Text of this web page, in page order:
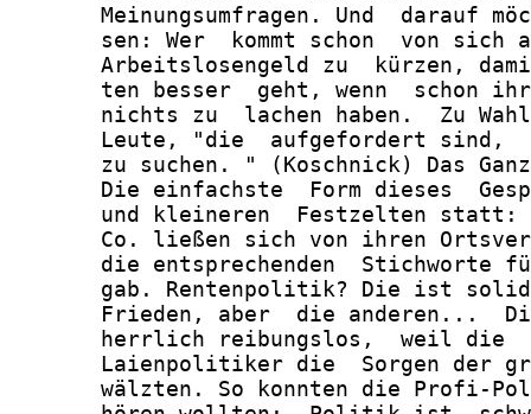
Meinungsumfragen. Und  darauf
sen: Wer  kommt schon  von sich
Arbeitslosengeld zu  kürzen,
ten besser  geht, wenn  schon
nichts zu  lachen haben.  Zu
Leute, "die  aufgefordert sind,
zu suchen. " (Koschnick) Das
Die einfachste  Form dieses
und kleineren  Festzelten
Co. ließen sich von ihren
die entsprechenden  Stichworte
gab. Rentenpolitik? Die ist
Frieden, aber  die anderen...
herrlich reibungslos,  weil die
Laienpolitiker die  Sorgen der
wälzten. So konnten die Profi-